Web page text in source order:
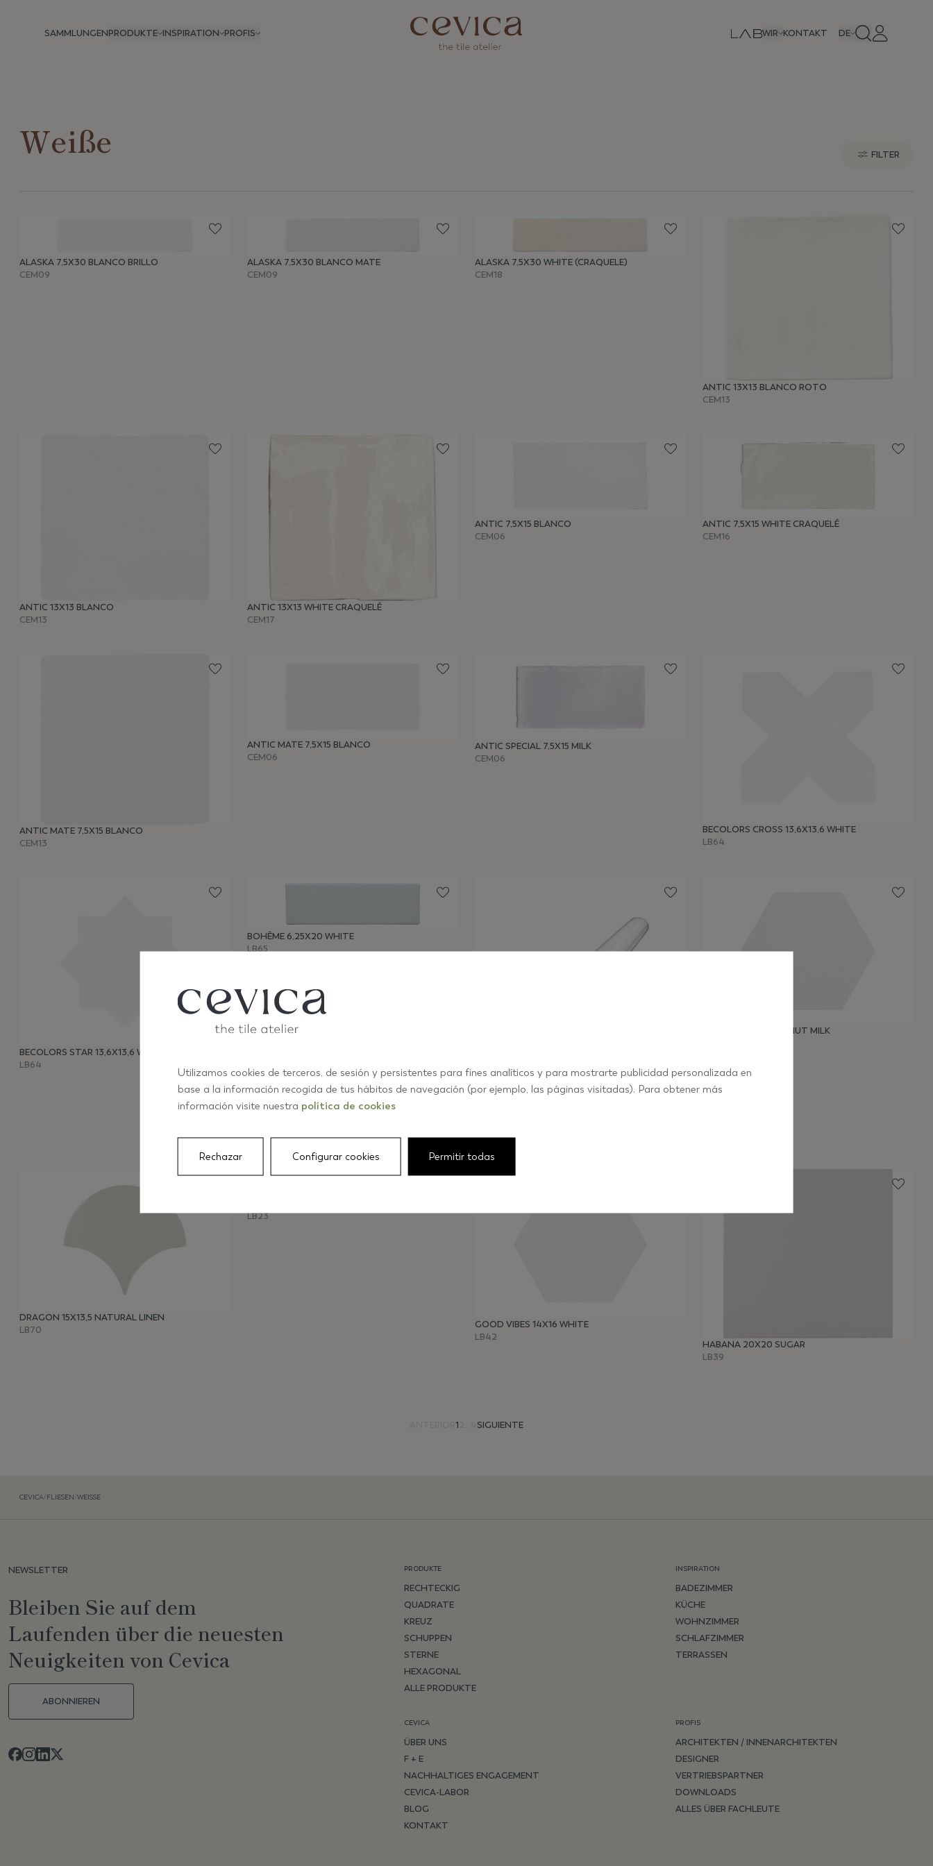
SAMMLUNGENPRODUKTE INSPIRATION PROFIS WIR KONTAKT DE
Weiße FILTER
ALASKA 7,5X30 BLANCO BRILLO
CEM09
ALASKA 7,5X30 BLANCO MATE
CEM09
ALASKA 7,5X30 WHITE (CRAQUELE)
CEM18
ANTIC 13X13 BLANCO ROTO
CEM13
ANTIC 13X13 BLANCO
CEM13
ANTIC 13X13 WHITE CRAQUELÉ
CEM17
ANTIC 7,5X15 BLANCO
CEM06
ANTIC 7,5X15 WHITE CRAQUELÉ
CEM16
ANTIC MATE 7,5X15 BLANCO
CEM13
ANTIC MATE 7,5X15 BLANCO
CEM06
ANTIC SPECIAL 7,5X15 MILK
CEM06
BECOLORS CROSS 13,6X13,6 WHITE
LB64
BECOLORS STAR 13,6X13,6 WHITE
LB64
BOHÊME 6,25X20 WHITE
LB65
VER TODOS LOS COLORES
BOOM 14X16 COCONUT MILK
DRAGON 15X13,5 NATURAL LINEN
LB70
LB23
GOOD VIBES 14X16 WHITE
LB42
HABANA 20X20 SUGAR
LB39
1 SIGUIENTE
CEVICA/FLIESEN/WEISSE
NEWSLETTER
Bleiben Sie auf dem
Laufenden über die neuesten
Neuigkeiten von Cevica
ABONNIEREN
PRODUKTE
RECHTECKIG
QUADRATE
KREUZ
SCHUPPEN
STERNE
HEXAGONAL
ALLE PRODUKTE
INSPIRATION
BADEZIMMER
KÜCHE
WOHNZIMMER
SCHLAFZIMMER
TERRASSEN
CEVICA
ÜBER UNS
F + E
NACHHALTIGES ENGAGEMENT
CEVICA-LABOR
BLOG
KONTAKT
PROFIS
ARCHITEKTEN / INNENARCHITEKTEN
DESIGNER
VERTRIEBSPARTNER
DOWNLOADS
ALLES ÜBER FACHLEUTE
Utilizamos cookies de terceros, de sesión y persistentes para fines analíticos y para mostrarte publicidad personalizada en
base a la información recogida de tus hábitos de navegación (por ejemplo, las páginas visitadas). Para obtener más
información visite nuestra política de cookies
Rechazar Configurar cookies Permitir todas